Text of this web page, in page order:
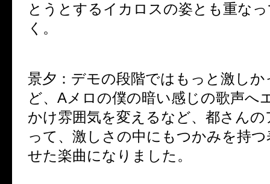
とうとするイカロスの姿とも重な
く。
景夕： デモの段階ではもっと激し
ど、Aメロの僕の暗い感じの歌声へ
かけ雰囲気を変えるなど、都さん
って、激しさの中にもつかみを持
せた楽曲になりました。